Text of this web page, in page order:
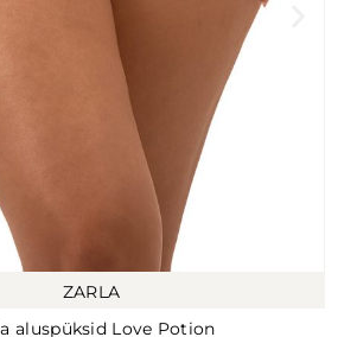
ZARLA
aluspüksid Love Potion